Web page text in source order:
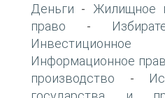
Деньги - Жилищное
право -
Информационное
производство -